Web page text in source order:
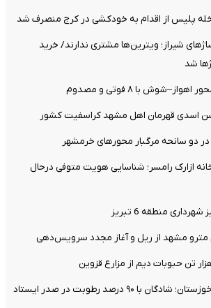
شیراز؛ ویترین‌ها مشتری ندارند/ خرید
شد
با ۸ فوتی و مصدوم
اسدی قهرمان اهل مشهد کراسفیت کشور
ازارک رامسر؛ شناسایی هویت متوفی درحال
منطقه 6 تبریز
مشهد از ریل و آغاز مجدد سرویس‌دهی
با ۹۰ درصد رطوبت در صدر ایستاد